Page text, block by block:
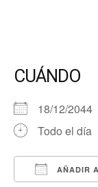
CUÁNDO
18/12/2044
Todo el día
AÑADIR